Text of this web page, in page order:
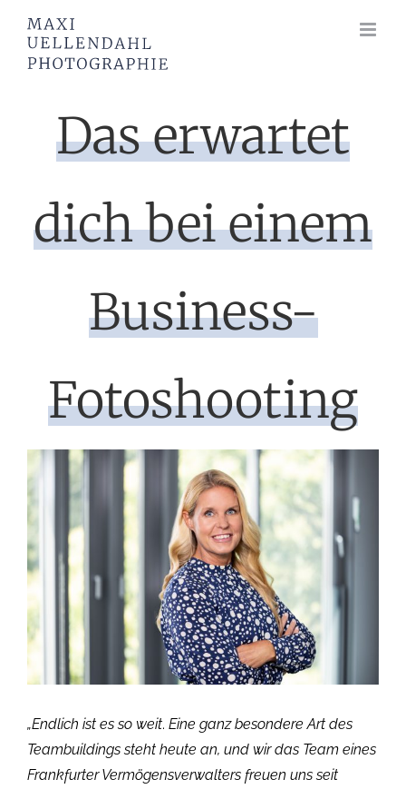
Inhalt
springen
Das erwartet
dich bei einem
Business-
Fotoshooting
Zeige
„Endlich ist es so weit. Eine ganz besondere Art des
Teambuildings steht heute an, und wir das Team eines
Frankfurter Vermögensverwalters freuen uns seit